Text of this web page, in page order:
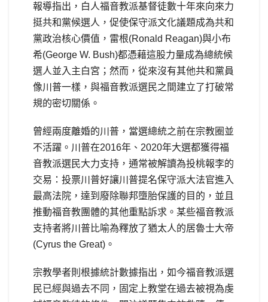
報導指出，白人福音教派基督徒數十年來向來力
挺共和黨候選人，促使保守派文化議題成為共和
黨政治核心價值，雷根(Ronald Reagan)與小布
希(George W. Bush)都憑藉這股力量成為總統候
選人並入主白宮；然而，從來沒有其他共和黨員
像川普一樣，與福音教派選民之間建立了打破常
規的密切關係。
曾經兩度離婚的川普，當選總統之前在宗教圈並
不活躍。川普在2016年、2020年大選都獲得福
音教派選民大力支持，通常被解讀為投桃報李的
交易：投票川普好讓川普提名保守派大法官進入
最高法院，達到廢除聯邦墮胎保護的目的，並且
推動福音教團體的其他重點訴求。某些福音教派
支持者將川普比喻為釋放了猶太人的居魯士大帝
(Cyrus the Great)。
宗教學者則根據統計數據指出，如今福音教派選
民已經與過去不同，固定上教堂在過去被視為虔